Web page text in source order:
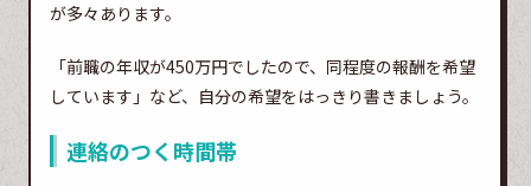
が多々あります。
「前職の年収が450万円でしたので、同程度の報酬を希望
しています」など、自分の希望をはっきり書きましょう。
連絡のつく時間帯